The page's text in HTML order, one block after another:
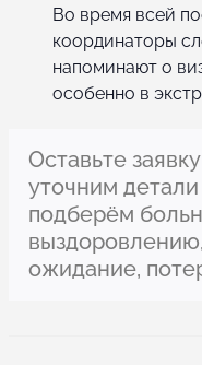
Во время всей
координаторы
напоминают о
особенно в
Оставьте
уточним
подберём
ожидание,